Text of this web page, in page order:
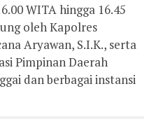
WITA hingga 16.45
oleh Kapolres
Aryawan, S.I.K., serta
Pimpinan Daerah
dan berbagai instansi